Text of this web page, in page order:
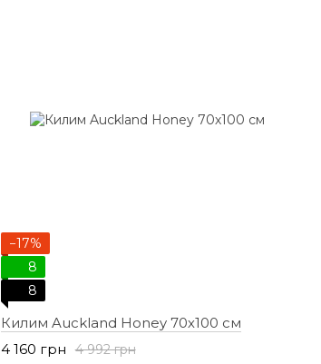
−17%
8
8
Килим Auckland Honey 70х100 см
4 992 грн
4 160 грн